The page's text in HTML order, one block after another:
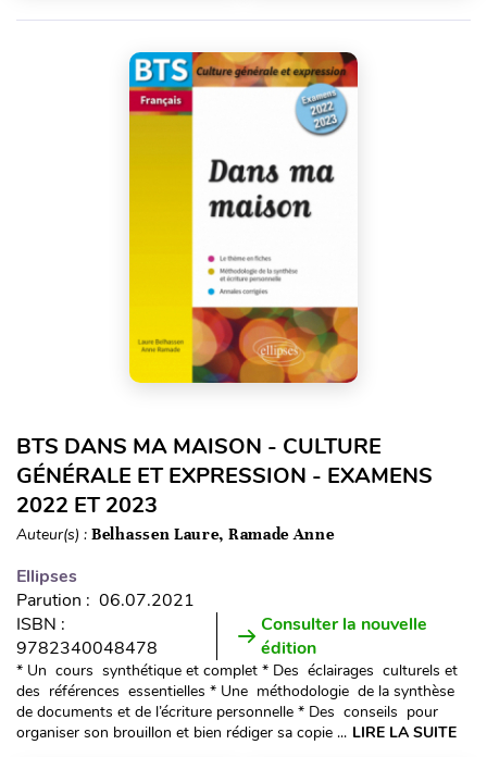
BTS DANS MA MAISON - CULTURE
GÉNÉRALE ET EXPRESSION - EXAMENS
2022 ET 2023
Auteur(s) : Belhassen Laure, Ramade Anne
Ellipses
Parution : 06.07.2021
ISBN :
9782340048478
Consulter la nouvelle
édition
* Un cours synthétique et complet * Des éclairages culturels et
des références essentielles * Une méthodologie de la synthèse
de documents et de l’écriture personnelle * Des conseils pour
organiser son brouillon et bien rédiger sa copie ... LIRE LA SUITE